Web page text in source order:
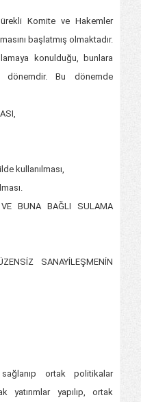
Komite ve Hakemler
başlatmış olmaktadır.
konulduğu, bunlara
dönemdir. Bu dönemde
kullanılması,
BUNA BAĞLI SULAMA
SANAYİLEŞMENİN
ortak politikalar
yatırımlar yapılıp, ortak